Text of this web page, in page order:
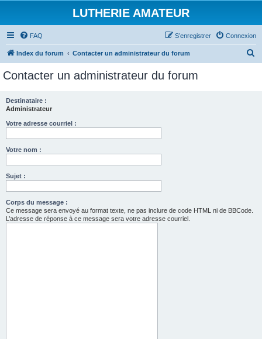
LUTHERIE AMATEUR
FAQ Connexion
S’enregistrer
Index du forum Contacter un administrateur du forum
Contacter un administrateur du forum
Destinataire :
Administrateur
Votre adresse courriel :
Votre nom :
Sujet :
Corps du message :
Ce message sera envoyé au format texte, ne pas inclure de code HTML ni de BBCode.
L’adresse de réponse à ce message sera votre adresse courriel.